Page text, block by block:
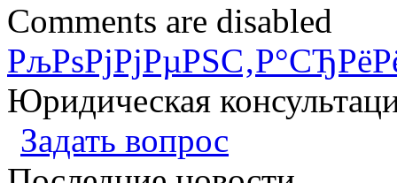
Comments are disabled
Юридическая
Задать вопрос